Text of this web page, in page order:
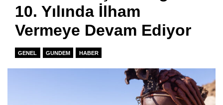
10. Yılında İlham
Vermeye Devam Ediyor
GENEL GUNDEM HABER